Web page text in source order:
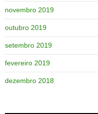
novembro 2019
outubro 2019
setembro 2019
fevereiro 2019
dezembro 2018